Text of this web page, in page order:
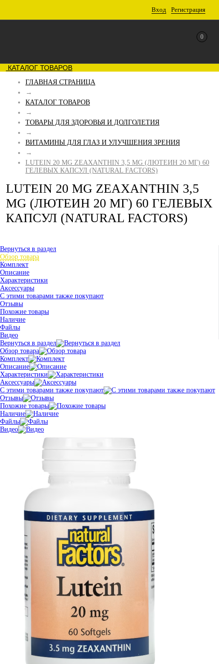
Вход Регистрация
0
КАТАЛОГ ТОВАРОВ
ГЛАВНАЯ СТРАНИЦА
→
КАТАЛОГ ТОВАРОВ
→
ТОВАРЫ ДЛЯ ЗДОРОВЬЯ И ДОЛГОЛЕТИЯ
→
ВИТАМИНЫ ДЛЯ ГЛАЗ И УЛУЧШЕНИЯ ЗРЕНИЯ
→
LUTEIN 20 MG ZEAXANTHIN 3,5 MG (ЛЮТЕИН 20 МГ) 60
ГЕЛЕВЫХ КАПСУЛ (NATURAL FACTORS)
LUTEIN 20 MG ZEAXANTHIN 3,5
MG (ЛЮТЕИН 20 МГ) 60 ГЕЛЕВЫХ
КАПСУЛ (NATURAL FACTORS)
Вернуться в раздел
Обзор товара
Комплект
Описание
Характеристики
Аксессуары
С этими товарами также покупают
Отзывы
Похожие товары
Наличие
Файлы
Видео
Вернуться в раздел
Обзор товара
Комплект
Описание
Характеристики
Аксессуары
С этими товарами также покупают
Отзывы
Похожие товары
Наличие
Файлы
Видео